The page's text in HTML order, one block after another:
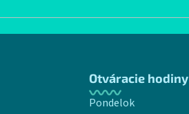
Otváracie hodiny
Pondelok